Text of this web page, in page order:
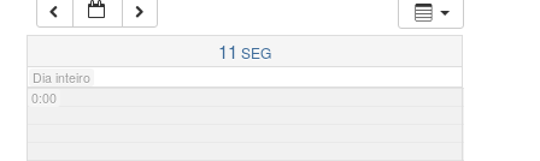
11 SEG
Dia inteiro
0:00